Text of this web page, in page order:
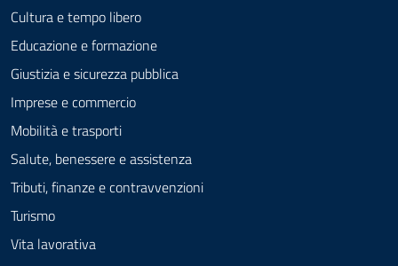
Cultura e tempo libero
Educazione e formazione
Giustizia e sicurezza pubblica
Imprese e commercio
Mobilità e trasporti
Salute, benessere e assistenza
Tributi, finanze e contravvenzioni
Turismo
Vita lavorativa